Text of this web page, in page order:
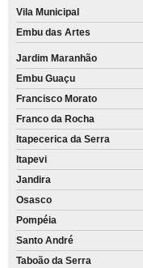
Vila Municipal
Embu das Artes
Jardim Maranhão
Embu Guaçu
Francisco Morato
Franco da Rocha
Itapecerica da Serra
Itapevi
Jandira
Osasco
Pompéia
Santo André
Taboão da Serra